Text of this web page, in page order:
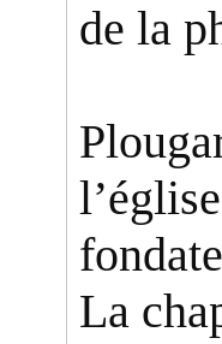
de la
La